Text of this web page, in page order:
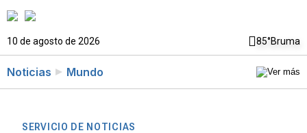
10 de agosto de 2026 85°Bruma
Noticias Mundo
SERVICIO DE NOTICIAS